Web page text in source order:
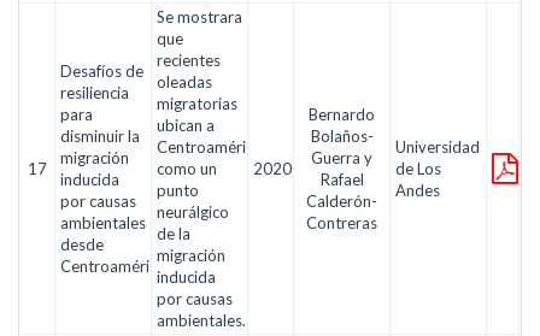
17
Desafíos de
resiliencia
para
disminuir la
migración
inducida
por causas
ambientales
desde
Centroamérica
Se mostrara
que
recientes
oleadas
migratorias
ubican a
Centroamérica
como un
punto
neurálgico
de la
migración
inducida
por causas
ambientales.
2020
Bernardo
Bolaños-
Guerra y
Rafael
Calderón-
Contreras
Universidad
de Los
Andes